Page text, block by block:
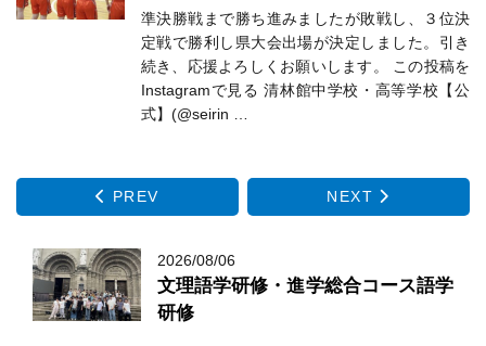
準決勝戦まで勝ち進みましたが敗戦し、３位決
定戦で勝利し県大会出場が決定しました。引き
続き、応援よろしくお願いします。 この投稿を
Instagramで見る 清林館中学校・高等学校【公
式】(@seirin …
PREV NEXT
2026/08/06
文理語学研修・進学総合コース語学
研修